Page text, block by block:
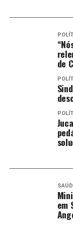
Reduto do
Rio de
e teve
como
Instituto do
São eles: as
de terreiro e o
Grandes nomes
música no país
E o samba
rodas quanto
de
em